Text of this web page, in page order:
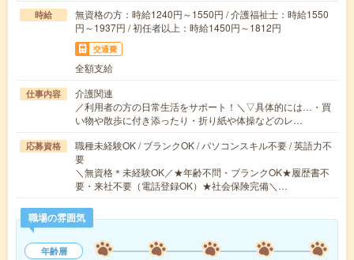
時給
無資格の方：時給1240円～1550円 / 介護福祉士：時給1550
円～1937円 / 初任者以上：時給1450円～1812円
交通費
全額支給
仕事内容
介護関連
／利用者の方の日常生活をサポート！＼▽具体的には…・買
い物や散歩に付き添ったり・折り紙や体操などのレ…
応募資格
職種未経験OK / ブランクOK / パソコンスキル不要 / 英語力不
要
＼無資格＊未経験OK／★年齢不問・ブランクOK★履歴書不
要・来社不要（電話登録OK）★社会保険完備＼…
職場の雰囲気
年齢層